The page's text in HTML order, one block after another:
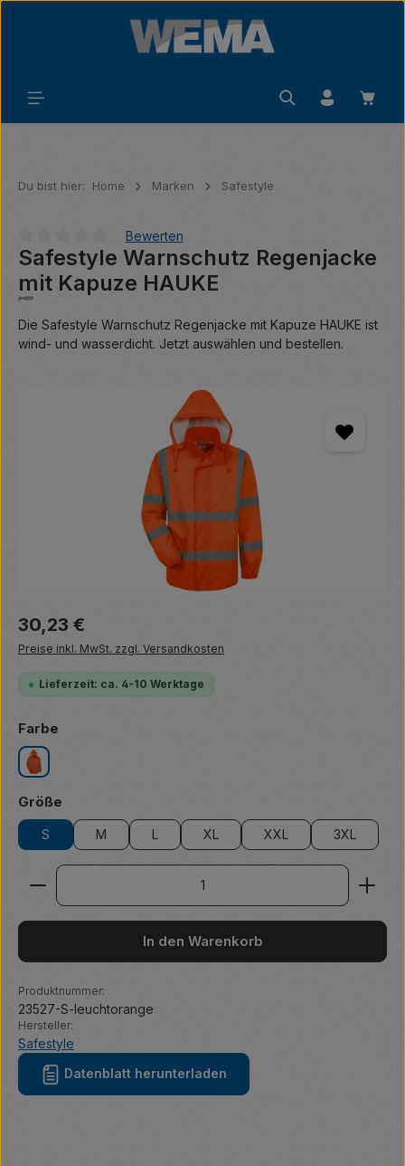
Zum Hauptinhalt springen
Du bist hier: Home Marken Safestyle
Durchschnittliche Bewertung von 0 von 5 Sternen
Bewerten
Safestyle Warnschutz Regenjacke
mit Kapuze HAUKE
Die Safestyle Warnschutz Regenjacke mit Kapuze HAUKE ist
wind- und wasserdicht. Jetzt auswählen und bestellen.
Regulärer Preis:
30,23 €
Preise inkl. MwSt. zzgl. Versandkosten
Lieferzeit: ca. 4-10 Werktage
Farbe
leuchtorange
Größe
S M L XL XXL 3XL
Produkt Anzahl: Gib den gewünschten Wert ein
In den Warenkorb
Produktnummer:
23527-S-leuchtorange
Hersteller:
Safestyle
Datenblatt herunterladen